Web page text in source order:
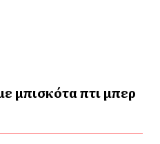
μπισκότα πτι μπερ